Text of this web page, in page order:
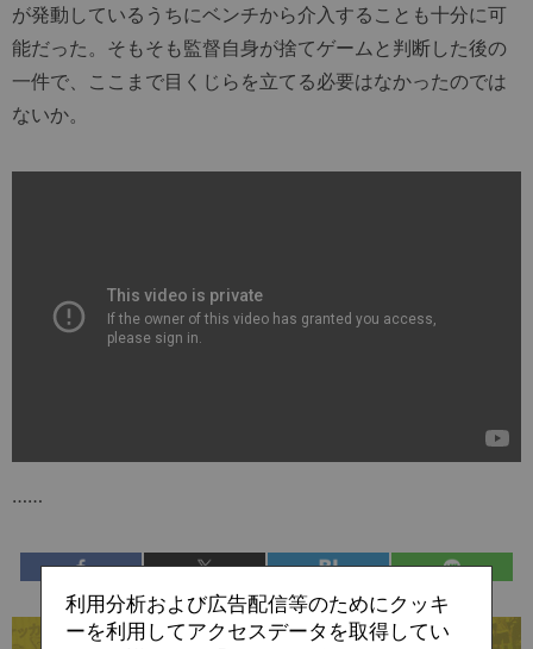
が発動しているうちにベンチから介入することも十分に可
能だった。そもそも監督自身が捨てゲームと判断した後の
一件で、ここまで目くじらを立てる必要はなかったのでは
ないか。
……
利用分析および広告配信等のためにクッキ
ーを利用してアクセスデータを取得してい